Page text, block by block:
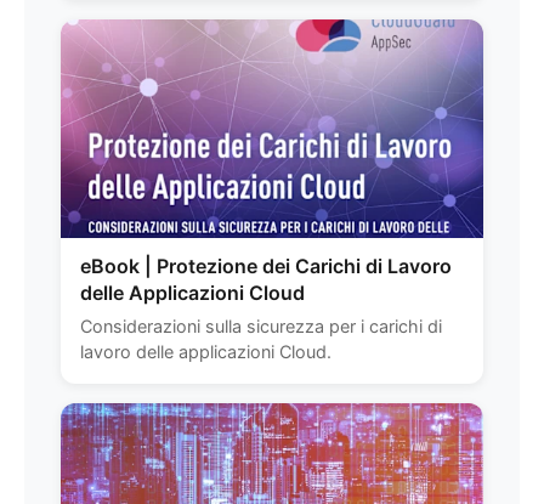
eBook | Protezione dei Carichi di Lavoro
delle Applicazioni Cloud
Considerazioni sulla sicurezza per i carichi di
lavoro delle applicazioni Cloud.